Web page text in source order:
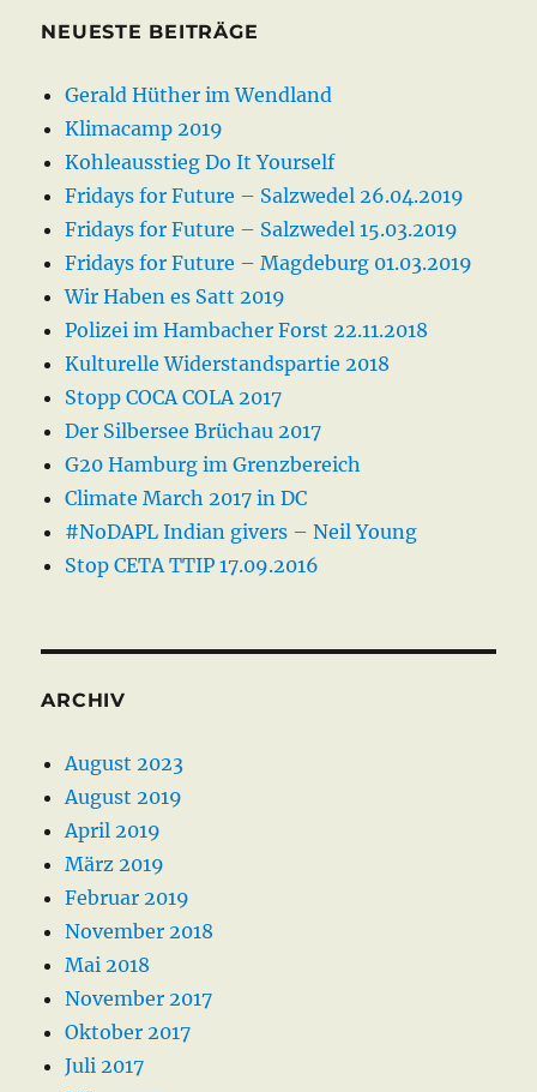
NEUESTE BEITRÄGE
Gerald Hüther im Wendland
Klimacamp 2019
Kohleausstieg Do It Yourself
Fridays for Future – Salzwedel 26.04.2019
Fridays for Future – Salzwedel 15.03.2019
Fridays for Future – Magdeburg 01.03.2019
Wir Haben es Satt 2019
Polizei im Hambacher Forst 22.11.2018
Kulturelle Widerstandspartie 2018
Stopp COCA COLA 2017
Der Silbersee Brüchau 2017
G20 Hamburg im Grenzbereich
Climate March 2017 in DC
#NoDAPL Indian givers – Neil Young
Stop CETA TTIP 17.09.2016
ARCHIV
August 2023
August 2019
April 2019
März 2019
Februar 2019
November 2018
Mai 2018
November 2017
Oktober 2017
Juli 2017